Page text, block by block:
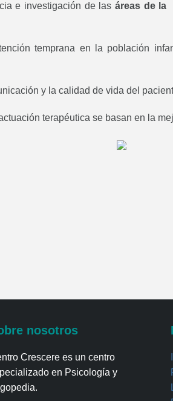
e investigación de las áreas de la
temprana en la población
y la calidad de vida del
terapéutica se basan en la
nosotros
Crescere es un centro
en Psicología y